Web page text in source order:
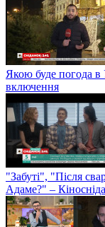
Якою буде погода в
включення
"Забуті", "Після
Адаме?" –